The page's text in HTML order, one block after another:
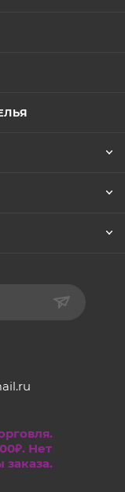
Нет